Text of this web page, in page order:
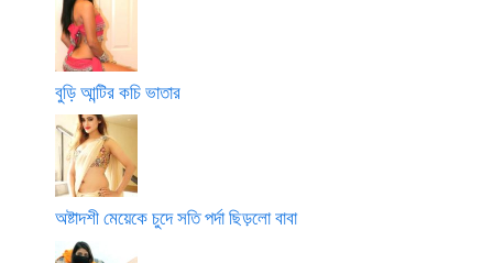
বুড়ি আন্টির কচি ভাতার
অষ্টাদশী মেয়েকে চুদে সতি পর্দা ছিড়লো বাবা